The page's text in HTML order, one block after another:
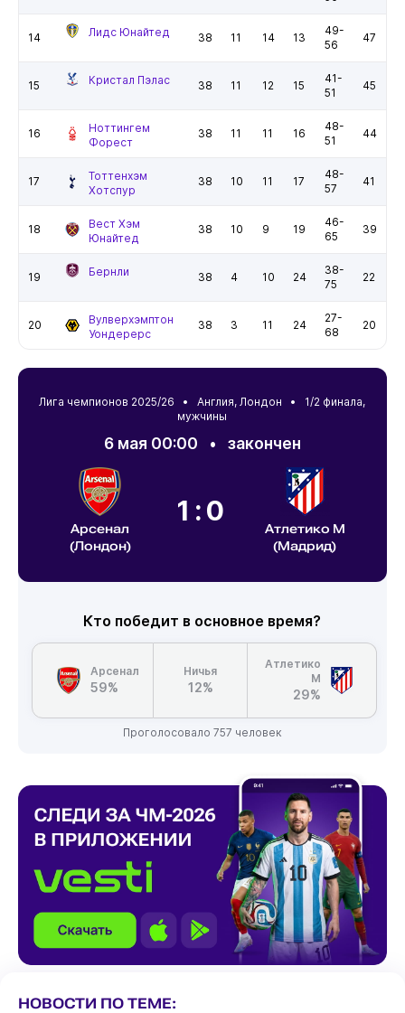
14 Лидс Юнайтед 38 11 14 13
49-
56
47
15 Кристал Пэлас 38 11 12 15
41-
51
45
16
Ноттингем
Форест
38 11 11 16
48-
51
44
17
Тоттенхэм
Хотспур
38 10 11 17
48-
57
41
18
Вест Хэм
Юнайтед
38 10 9 19
46-
65
39
19 Бернли 38 4 10 24
38-
75
22
20
Вулверхэмптон
Уондерерс
38 3 11 24
27-
68
20
Лига чемпионов 2025/26 •Англия, Лондон • 1/2 финала,
мужчины
6 мая 00:00 • закончен
Арсенал
(Лондон)
1:0
Атлетико М
(Мадрид)
Кто победит в основное время?
Арсенал
59%
Ничья
12%
Атлетико
М
29%
Проголосовало 757 человек
НОВОСТИ ПО ТЕМЕ: